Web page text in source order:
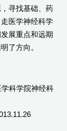
寻找基础、药
医学神经科学
展重点和远期
了方向。
经科